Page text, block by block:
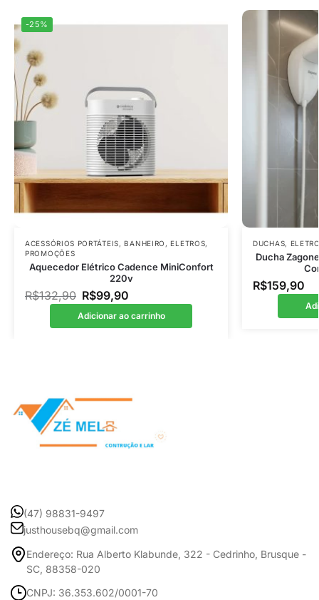
-25%
ACESSÓRIOS PORTÁTEIS,BANHEIRO ,ELETROS,
PROMOÇÕES
Aquecedor Elétrico Cadence MiniConfort
220v
R$132,90 R$99,90
Adicionar ao carrinho
DUCHAS,
Ducha
R$159,90
(47) 98831-9497
justhousebq@gmail.com
Endereço: Rua Alberto Klabunde, 322 - Cedrinho, Brusque -
SC, 88358-020
CNPJ: 36.353.602/0001-70